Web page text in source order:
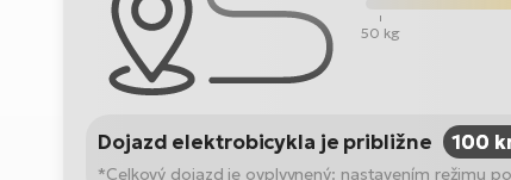
50 kg
Dojazd elektrobicykla je približne 100
*Celkový dojazd je ovplyvnený: nastavením režimu